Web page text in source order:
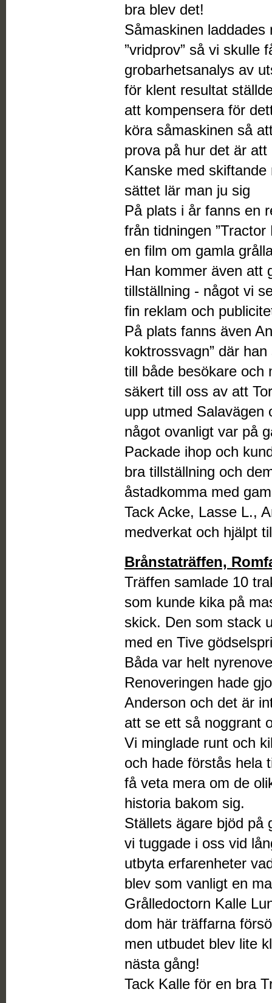
bra blev det!
Såmaskinen
”vridprov” så vi skulle
grobarhetsanalys av
för klent resultat
att kompensera för
köra såmaskinen så
prova på hur det är
Kanske med
sättet lär man ju sig
På plats i år fanns en
från tidningen
en film om gamla
Han kommer även att
tillställning - något vi
fin reklam och
På plats fanns även
koktrossvagn” där
till både besökare och
säkert till oss av att
upp utmed Salavägen
något ovanligt var på
Packade ihop och
bra tillställning och
åstadkomma med
Tack Acke, Lasse L.,
medverkat och hjälpt
Brånstaträffen,
Träffen samlade 10
som kunde kika på
skick. Den som stack
med en Tive
Båda var helt
Renoveringen hade
Anderson och det är
att se ett så noggrant
Vi minglade runt och
och hade förstås hela
få veta mera om de
historia bakom sig.
Ställets ägare bjöd på
vi tuggade i oss vid
utbyta erfarenheter
blev som vanligt en
Grålledoctorn Kalle
dom här träffarna
men utbudet blev lite
nästa gång!
Tack Kalle för en bra